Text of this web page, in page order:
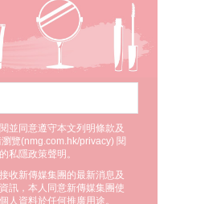
並同意遵守本文列明條款及
覽(nmg.com.hk/privacy) 閱
私隱政策聲明。
收新傳媒集團的最新消息及
訊，本人同意新傳媒集團使
人資料於任何推廣用途。